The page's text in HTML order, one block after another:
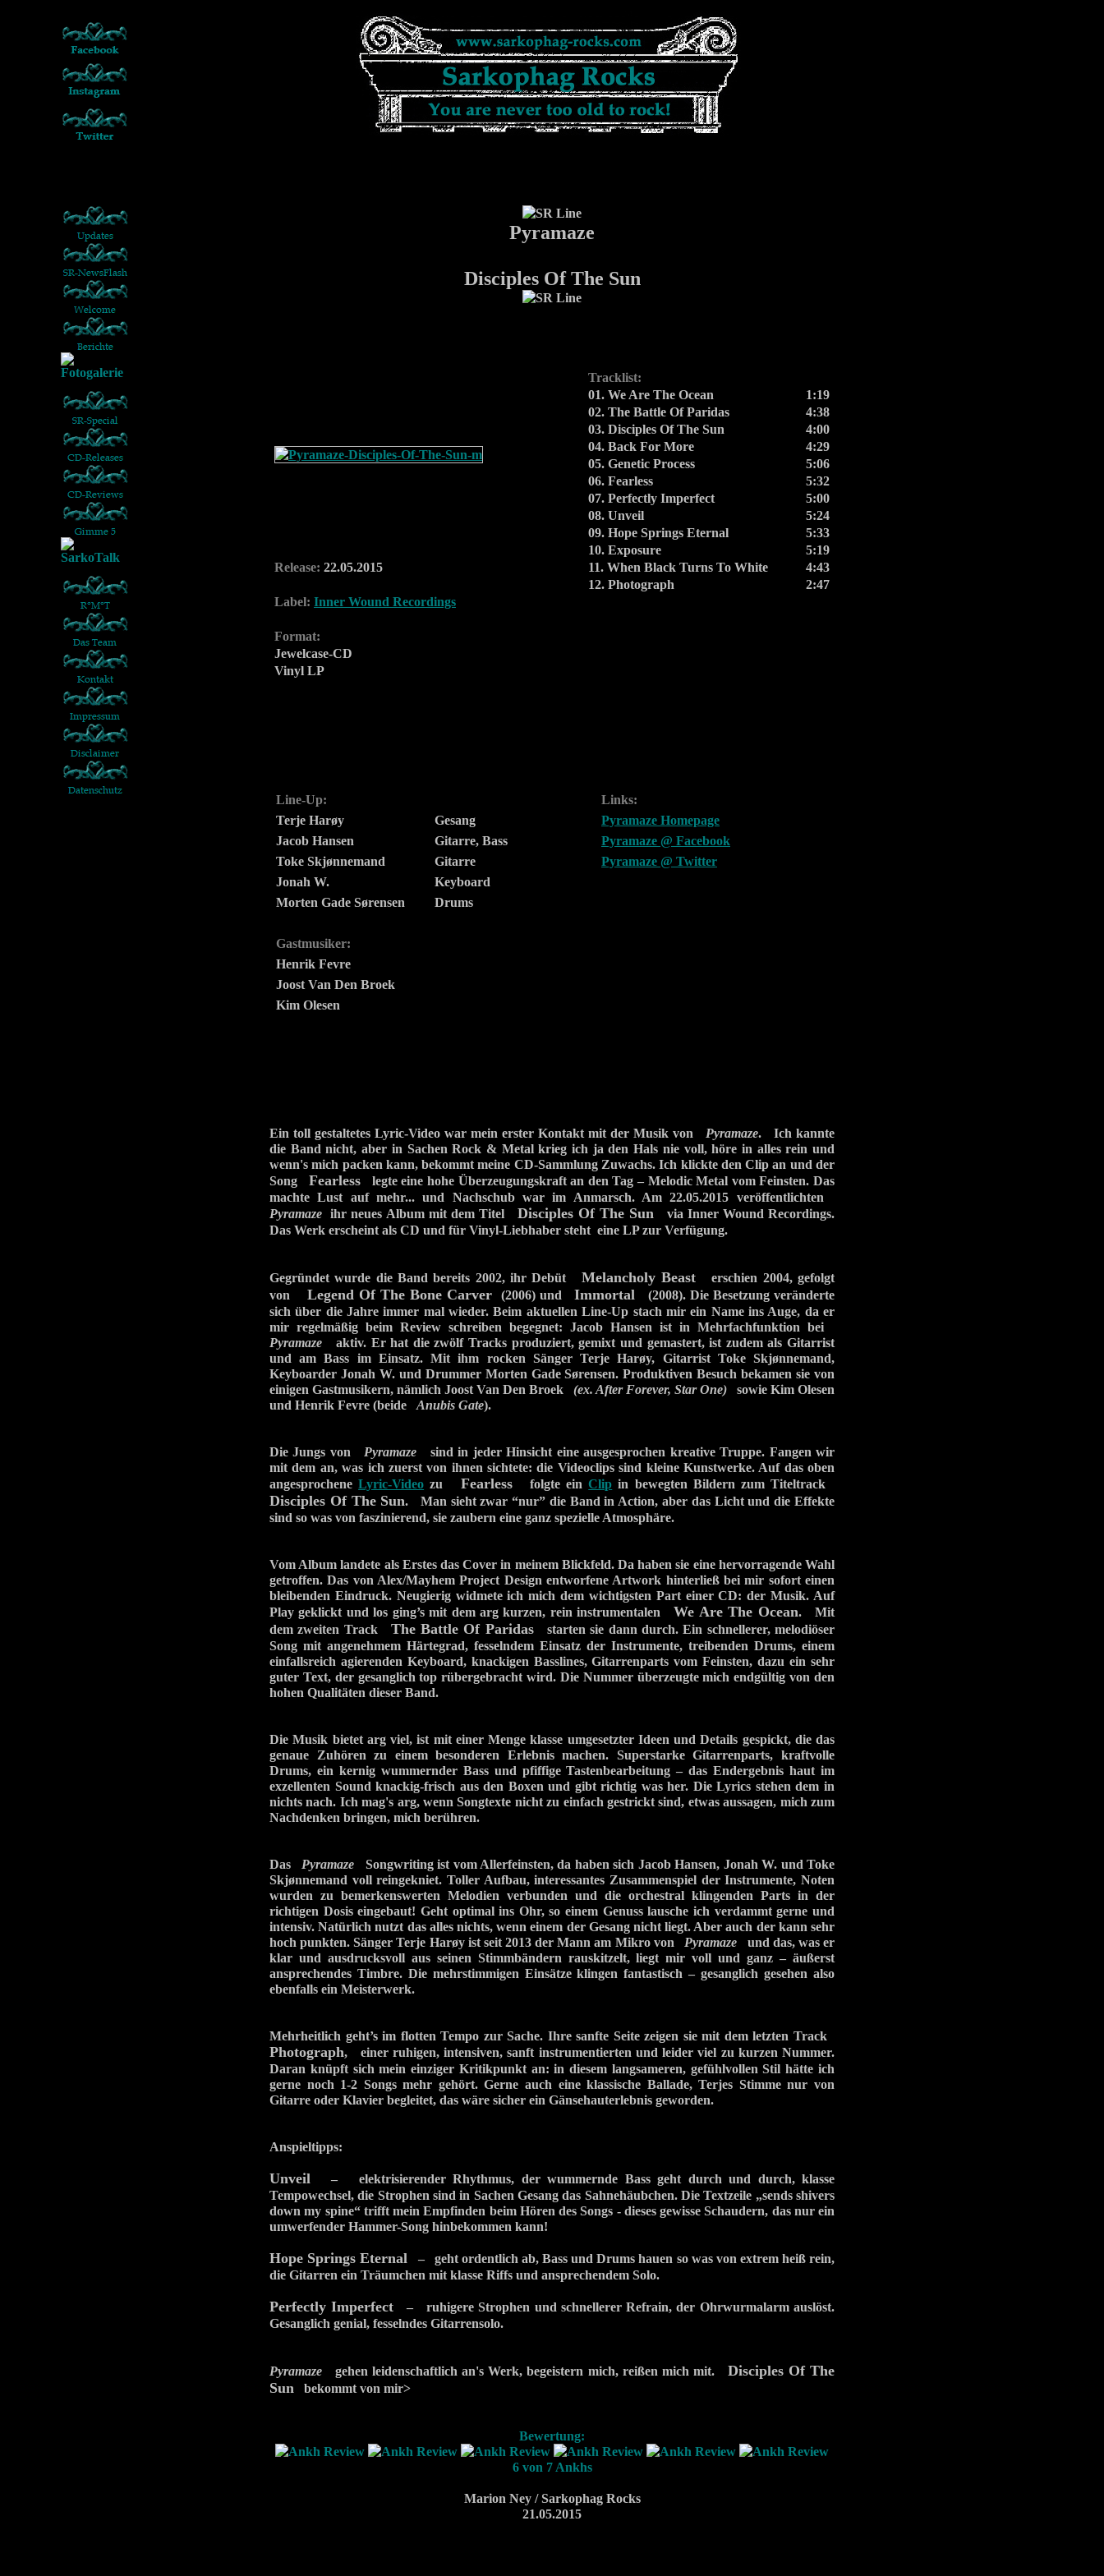
Pyramaze
Disciples Of The Sun
Tracklist:
01. We Are The Ocean
1:19
02. The Battle Of Paridas
4:38
03. Disciples Of The Sun
4:00
04. Back For More
4:29
05. Genetic Process
5:06
06. Fearless
5:32
07. Perfectly Imperfect
5:00
08. Unveil
5:24
09. Hope Springs Eternal
5:33
10. Exposure
5:19
Release: 22.05.2015 11. When Black Turns To White
4:43
12. Photograph
2:47
Label: Inner Wound Recordings
Format:
Jewelcase-CD
Vinyl LP
Line-Up:
Links:
Terje Harøy
Gesang
Pyramaze Homepage
Jacob Hansen
Gitarre, Bass
Pyramaze @ Facebook
Toke Skjønnemand
Gitarre
Pyramaze @ Twitter
Jonah W.
Keyboard
Morten Gade Sørensen
Drums
Gastmusiker:
Henrik Fevre
Joost Van Den Broek
Kim Olesen
Ein toll gestaltetes Lyric-Video war mein erster Kontakt mit der Musik von Pyramaze. Ich kannte
die Band nicht, aber in Sachen Rock & Metal krieg ich ja den Hals nie voll, höre in alles rein und
wenn's mich packen kann, bekommt meine CD-Sammlung Zuwachs. Ich klickte den Clip an und der
Song Fearlesslegte eine hohe Überzeugungskraft an den Tag – Melodic Metal vom Feinsten. Das
machte Lust auf mehr... und Nachschub war im Anmarsch. Am 22.05.2015 veröffentlichten
Pyramaze ihr neues Album mit dem Titel Disciples Of The Sun via Inner Wound Recordings.
Das Werk erscheint als CD und für Vinyl-Liebhaber steht eine LP zur Verfügung.
Gegründet wurde die Band bereits 2002, ihr DebütMelancholy Beast erschien 2004, gefolgt
von Legend Of The Bone Carver (2006) undImmortal (2008). Die Besetzung veränderte
sich über die Jahre immer mal wieder. Beim aktuellen Line-Up stach mir ein Name ins Auge, da er
mir regelmäßig beim Review schreiben begegnet: Jacob Hansen ist in Mehrfachfunktion bei
Pyramaze aktiv. Er hat die zwölf Tracks produziert, gemixt und gemastert, ist zudem als Gitarrist
und am Bass im Einsatz. Mit ihm rocken Sänger Terje Harøy, Gitarrist Toke Skjønnemand,
Keyboarder Jonah W. und Drummer Morten Gade Sørensen. Produktiven Besuch bekamen sie von
einigen Gastmusikern, nämlich Joost Van Den Broek (ex. After Forever, Star One) sowie Kim Olesen
und Henrik Fevre (beide Anubis Gate).
Die Jungs von Pyramaze sind in jeder Hinsicht eine ausgesprochen kreative Truppe. Fangen wir
mit dem an, was ich zuerst von ihnen sichtete: die Videoclips sind kleine Kunstwerke. Auf das oben
angesprocheneLyric-Video zu Fearlessfolgte einClip in bewegten Bildern zum Titeltrack
Disciples Of The Sun. Man sieht zwar “nur” die Band in Action, aber das Licht und die Effekte
sind so was von faszinierend, sie zaubern eine ganz spezielle Atmosphäre.
Vom Album landete als Erstes das Cover in meinem Blickfeld. Da haben sie eine hervorragende Wahl
getroffen. Das von Alex/Mayhem Project Design entworfene Artwork hinterließ bei mir sofort einen
bleibenden Eindruck. Neugierig widmete ich mich dem wichtigsten Part einer CD: der Musik. Auf
Play geklickt und los ging’s mit dem arg kurzen, rein instrumentalenWe Are The Ocean. Mit
dem zweiten Track The Battle Of Paridasstarten sie dann durch. Ein schnellerer, melodiöser
Song mit angenehmem Härtegrad, fesselndem Einsatz der Instrumente, treibenden Drums, einem
einfallsreich agierenden Keyboard, knackigen Basslines, Gitarrenparts vom Feinsten, dazu ein sehr
guter Text, der gesanglich top rübergebracht wird. Die Nummer überzeugte mich endgültig von den
hohen Qualitäten dieser Band.
Die Musik bietet arg viel, ist mit einer Menge klasse umgesetzter Ideen und Details gespickt, die das
genaue Zuhören zu einem besonderen Erlebnis machen. Superstarke Gitarrenparts, kraftvolle
Drums, ein kernig wummernder Bass und pfiffige Tastenbearbeitung – das Endergebnis haut im
exzellenten Sound knackig-frisch aus den Boxen und gibt richtig was her. Die Lyrics stehen dem in
nichts nach. Ich mag's arg, wenn Songtexte nicht zu einfach gestrickt sind, etwas aussagen, mich zum
Nachdenken bringen, mich berühren.
Das Pyramaze Songwriting ist vom Allerfeinsten, da haben sich Jacob Hansen, Jonah W. und Toke
Skjønnemand voll reingekniet. Toller Aufbau, interessantes Zusammenspiel der Instrumente, Noten
wurden zu bemerkenswerten Melodien verbunden und die orchestral klingenden Parts in der
richtigen Dosis eingebaut! Geht optimal ins Ohr, so einem Genuss lausche ich verdammt gerne und
intensiv. Natürlich nutzt das alles nichts, wenn einem der Gesang nicht liegt. Aber auch der kann sehr
hoch punkten. Sänger Terje Harøy ist seit 2013 der Mann am Mikro von Pyramaze und das, was er
klar und ausdrucksvoll aus seinen Stimmbändern rauskitzelt, liegt mir voll und ganz – äußerst
ansprechendes Timbre. Die mehrstimmigen Einsätze klingen fantastisch – gesanglich gesehen also
ebenfalls ein Meisterwerk.
Mehrheitlich geht’s im flotten Tempo zur Sache. Ihre sanfte Seite zeigen sie mit dem letzten Track
Photograph, einer ruhigen, intensiven, sanft instrumentierten und leider viel zu kurzen Nummer.
Daran knüpft sich mein einziger Kritikpunkt an: in diesem langsameren, gefühlvollen Stil hätte ich
gerne noch 1-2 Songs mehr gehört. Gerne auch eine klassische Ballade, Terjes Stimme nur von
Gitarre oder Klavier begleitet, das wäre sicher ein Gänsehauterlebnis geworden.
Anspieltipps:
Unveil – elektrisierender Rhythmus, der wummernde Bass geht durch und durch, klasse
Tempowechsel, die Strophen sind in Sachen Gesang das Sahnehäubchen. Die Textzeile „sends shivers
down my spine“ trifft mein Empfinden beim Hören des Songs - dieses gewisse Schaudern, das nur ein
umwerfender Hammer-Song hinbekommen kann!
Hope Springs Eternal – geht ordentlich ab, Bass und Drums hauen so was von extrem heiß rein,
die Gitarren ein Träumchen mit klasse Riffs und ansprechendem Solo.
Perfectly Imperfect – ruhigere Strophen und schnellerer Refrain, der Ohrwurmalarm auslöst.
Gesanglich genial, fesselndes Gitarrensolo.
Pyramaze gehen leidenschaftlich an's Werk, begeistern mich, reißen mich mit. Disciples Of The
Sun bekommt von mir>
Bewertung:
6 von 7 Ankhs
Marion Ney / Sarkophag Rocks
21.05.2015